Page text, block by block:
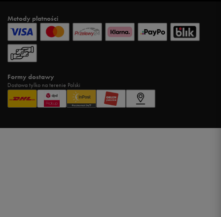
Metody płatności
Formy dostawy
Dostawa tylko na terenie Polski